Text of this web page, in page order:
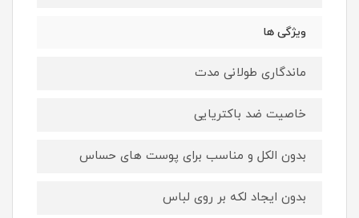
ویژگی ها
ماندگاری طولانی مدت
خاصیت ضد باکتریایی
بدون الکل و مناسب برای پوست های حساس
بدون ایجاد لکه بر روی لباس